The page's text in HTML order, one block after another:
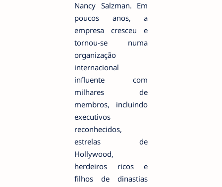
Nancy Salzman. Em
poucos anos, a
empresa cresceu e
tornou-se numa
organização
internacional
influente com
milhares de
membros, incluindo
executivos
reconhecidos,
estrelas de
Hollywood,
herdeiros ricos e
filhos de dinastias